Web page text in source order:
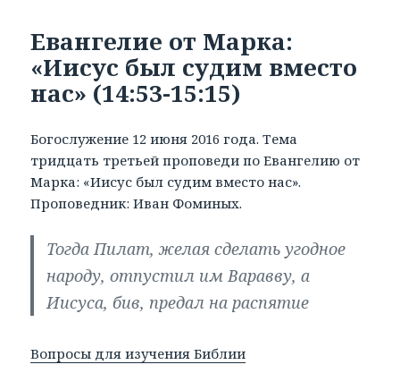
Евангелие от Марка:
«Иисус был судим вместо
нас» (14:53-15:15)
Богослужение 12 июня 2016 года. Тема
тридцать третьей проповеди по Евангелию от
Марка: «Иисус был судим вместо нас».
Проповедник: Иван Фоминых.
Тогда Пилат, желая сделать угодное
народу, отпустил им Варавву, а
Иисуса, бив, предал на распятие
Вопросы для изучения Библии